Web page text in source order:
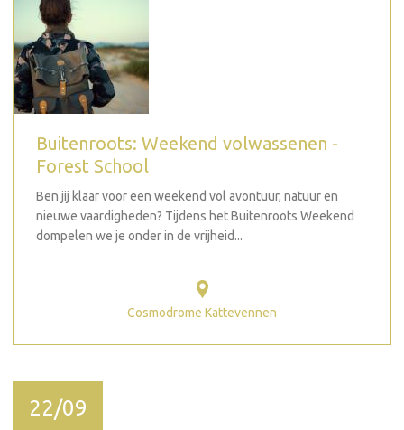
Buitenroots: Weekend volwassenen -
Forest School
Ben jij klaar voor een weekend vol avontuur, natuur en
nieuwe vaardigheden? Tijdens het Buitenroots Weekend
dompelen we je onder in de vrijheid...
Cosmodrome Kattevennen
22/09